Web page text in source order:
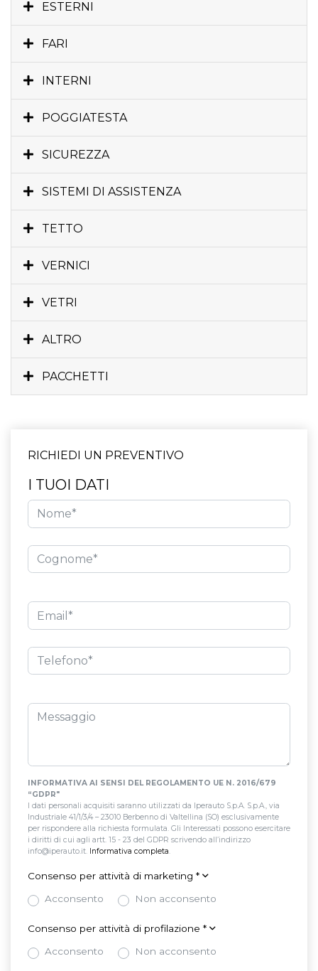
ESTERNI
FARI
INTERNI
POGGIATESTA
SICUREZZA
SISTEMI DI ASSISTENZA
TETTO
VERNICI
VETRI
ALTRO
PACCHETTI
RICHIEDI UN PREVENTIVO
I TUOI DATI
INFORMATIVA AI SENSI DEL REGOLAMENTO UE N. 2016/679
“GDPR"
I dati personali acquisiti saranno utilizzati da Iperauto S.p.A. S.p.A., via
Industriale 41/1/3/4 – 23010 Berbenno di Valtellina (SO) esclusivamente
per rispondere alla richiesta formulata. Gli Interessati possono esercitare
i diritti di cui agli artt. 15 - 23 del GDPR scrivendo all’indirizzo
info@iperauto.it. Informativa completa.
Consenso per attività di marketing *
Acconsento
Non acconsento
Consenso per attività di profilazione *
Acconsento
Non acconsento